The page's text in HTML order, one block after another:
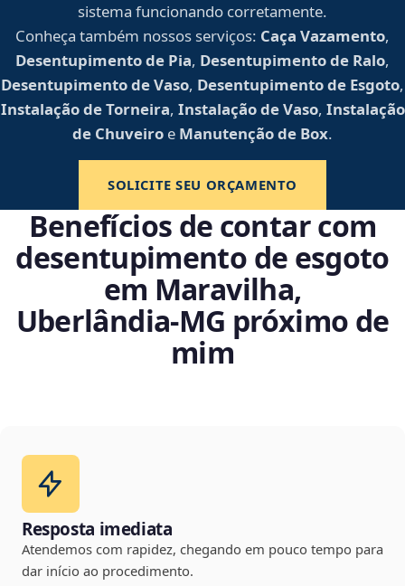
sistema funcionando corretamente.
Conheça também nossos serviços: Caça Vazamento,
Desentupimento de Pia, Desentupimento de Ralo,
Desentupimento de Vaso, Desentupimento de Esgoto,
Instalação de Torneira, Instalação de Vaso, Instalação
de Chuveiro e Manutenção de Box.
SOLICITE SEU ORÇAMENTO
Benefícios de contar com
desentupimento de esgoto
em Maravilha,
Uberlândia‑MG próximo de
mim
Resposta imediata
Atendemos com rapidez, chegando em pouco tempo para
dar início ao procedimento.